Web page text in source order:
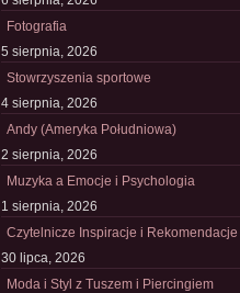
Fotografia
5 sierpnia, 2026
Stowrzyszenia sportowe
4 sierpnia, 2026
Andy (Ameryka Południowa)
2 sierpnia, 2026
Muzyka a Emocje i Psychologia
1 sierpnia, 2026
Czytelnicze Inspiracje i Rekomendacje
30 lipca, 2026
Moda i Styl z Tuszem i Piercingiem